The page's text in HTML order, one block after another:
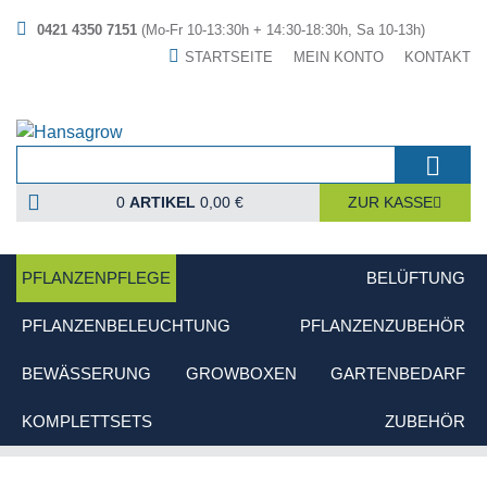
0421 4350 7151 (Mo-Fr 10-13:30h + 14:30-18:30h, Sa 10-13h)
STARTSEITE
MEIN KONTO KONTAKT
0 ARTIKEL 0,00 € ZUR KASSE
PFLANZENPFLEGE BELÜFTUNG
PFLANZENBELEUCHTUNG PFLANZENZUBEHÖR
BEWÄSSERUNG GROWBOXEN GARTENBEDARF
KOMPLETTSETS ZUBEHÖR